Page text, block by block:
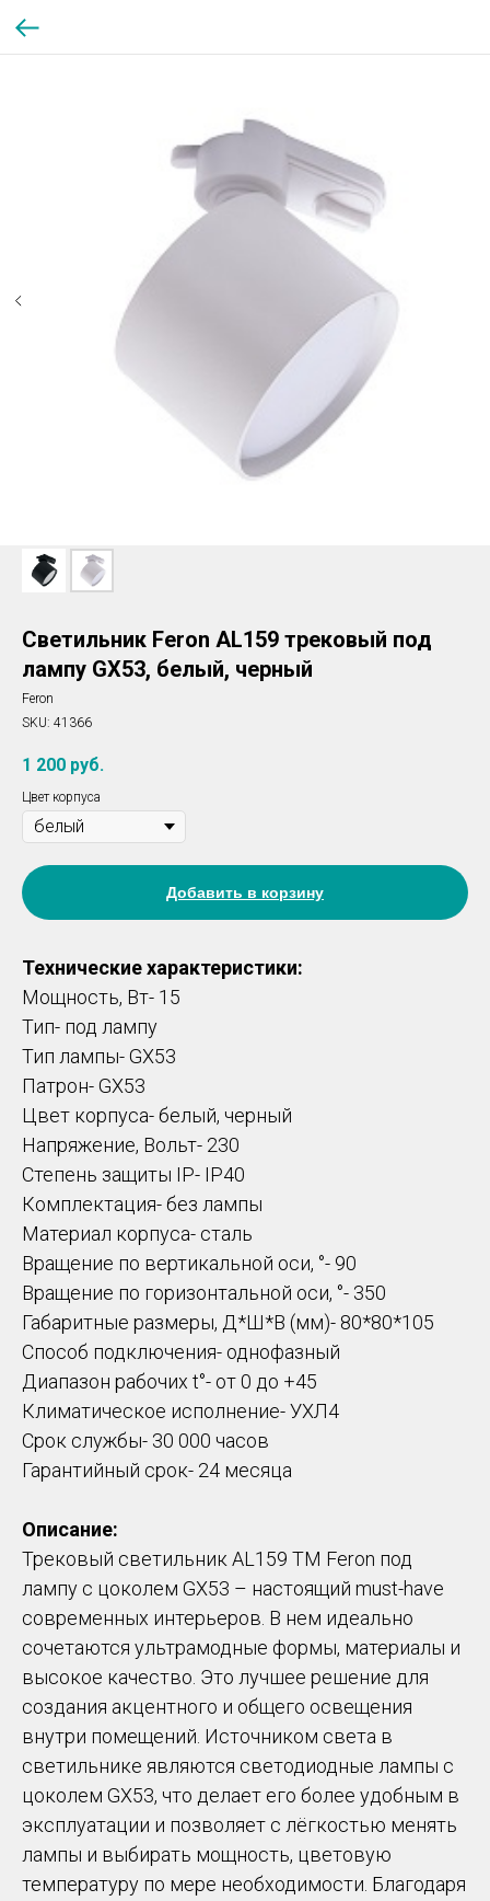
Светильник Feron AL159 трековый под
лампу GX53, белый, черный
Feron
SKU: 41366
1 200 руб.
Цвет корпуса
Добавить в корзину
Технические характеристики:
Мощность, Вт- 15
Тип- под лампу
Тип лампы- GX53
Патрон- GX53
Цвет корпуса- белый, черный
Напряжение, Вольт- 230
Степень защиты IP- IP40
Комплектация- без лампы
Материал корпуса- сталь
Вращение по вертикальной оси, °- 90
Вращение по горизонтальной оси, °- 350
Габаритные размеры, Д*Ш*В (мм)- 80*80*105
Способ подключения- однофазный
Диапазон рабочих t°- от 0 до +45
Климатическое исполнение- УХЛ4
Срок службы- 30 000 часов
Гарантийный срок- 24 месяца
Описание:
Трековый светильник AL159 TM Feron под
лампу с цоколем GX53 – настоящий must-have
современных интерьеров. В нем идеально
сочетаются ультрамодные формы, материалы и
высокое качество. Это лучшее решение для
создания акцентного и общего освещения
внутри помещений. Источником света в
светильнике являются светодиодные лампы с
цоколем GX53, что делает его более удобным в
эксплуатации и позволяет с лёгкостью менять
лампы и выбирать мощность, цветовую
температуру по мере необходимости. Благодаря